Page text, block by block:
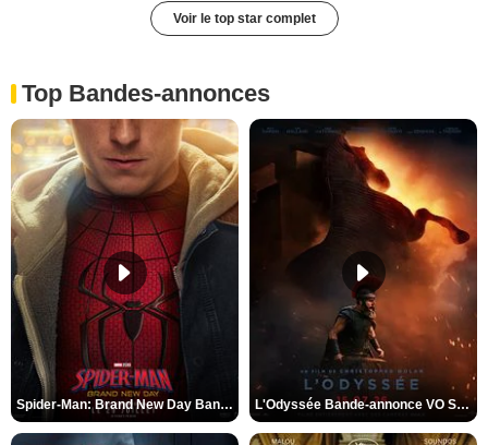
Voir le top star complet
Top Bandes-annonces
Spider-Man: Brand New Day Bande-annonce VO STFR L'Odyssée Bande-annonce VO STFR